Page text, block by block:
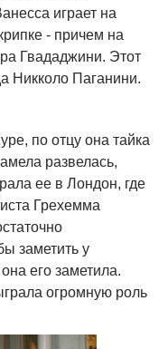
играет на
- причем на
Гвададжини. Этот
Никколо Паганини.
по отцу она тайка
развелась,
ее в Лондон, где
Грехемма
заметить у
его заметила.
огромную роль